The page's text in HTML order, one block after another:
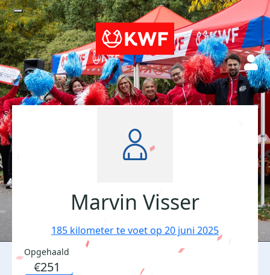
Marvin Visser
185 kilometer te voet op 20 juni 2025
Opgehaald
€251